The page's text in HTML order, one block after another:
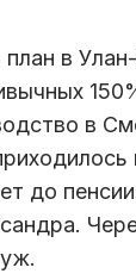
план в
в
до